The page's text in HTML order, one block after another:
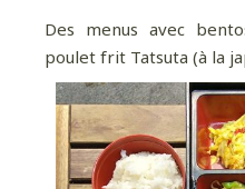
Des menus avec
poulet frit Tatsuta (à la